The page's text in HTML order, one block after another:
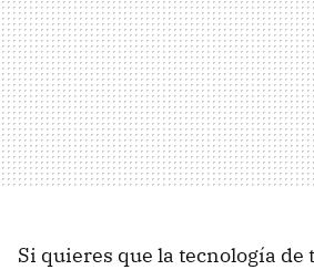
Si quieres que la tecnología de